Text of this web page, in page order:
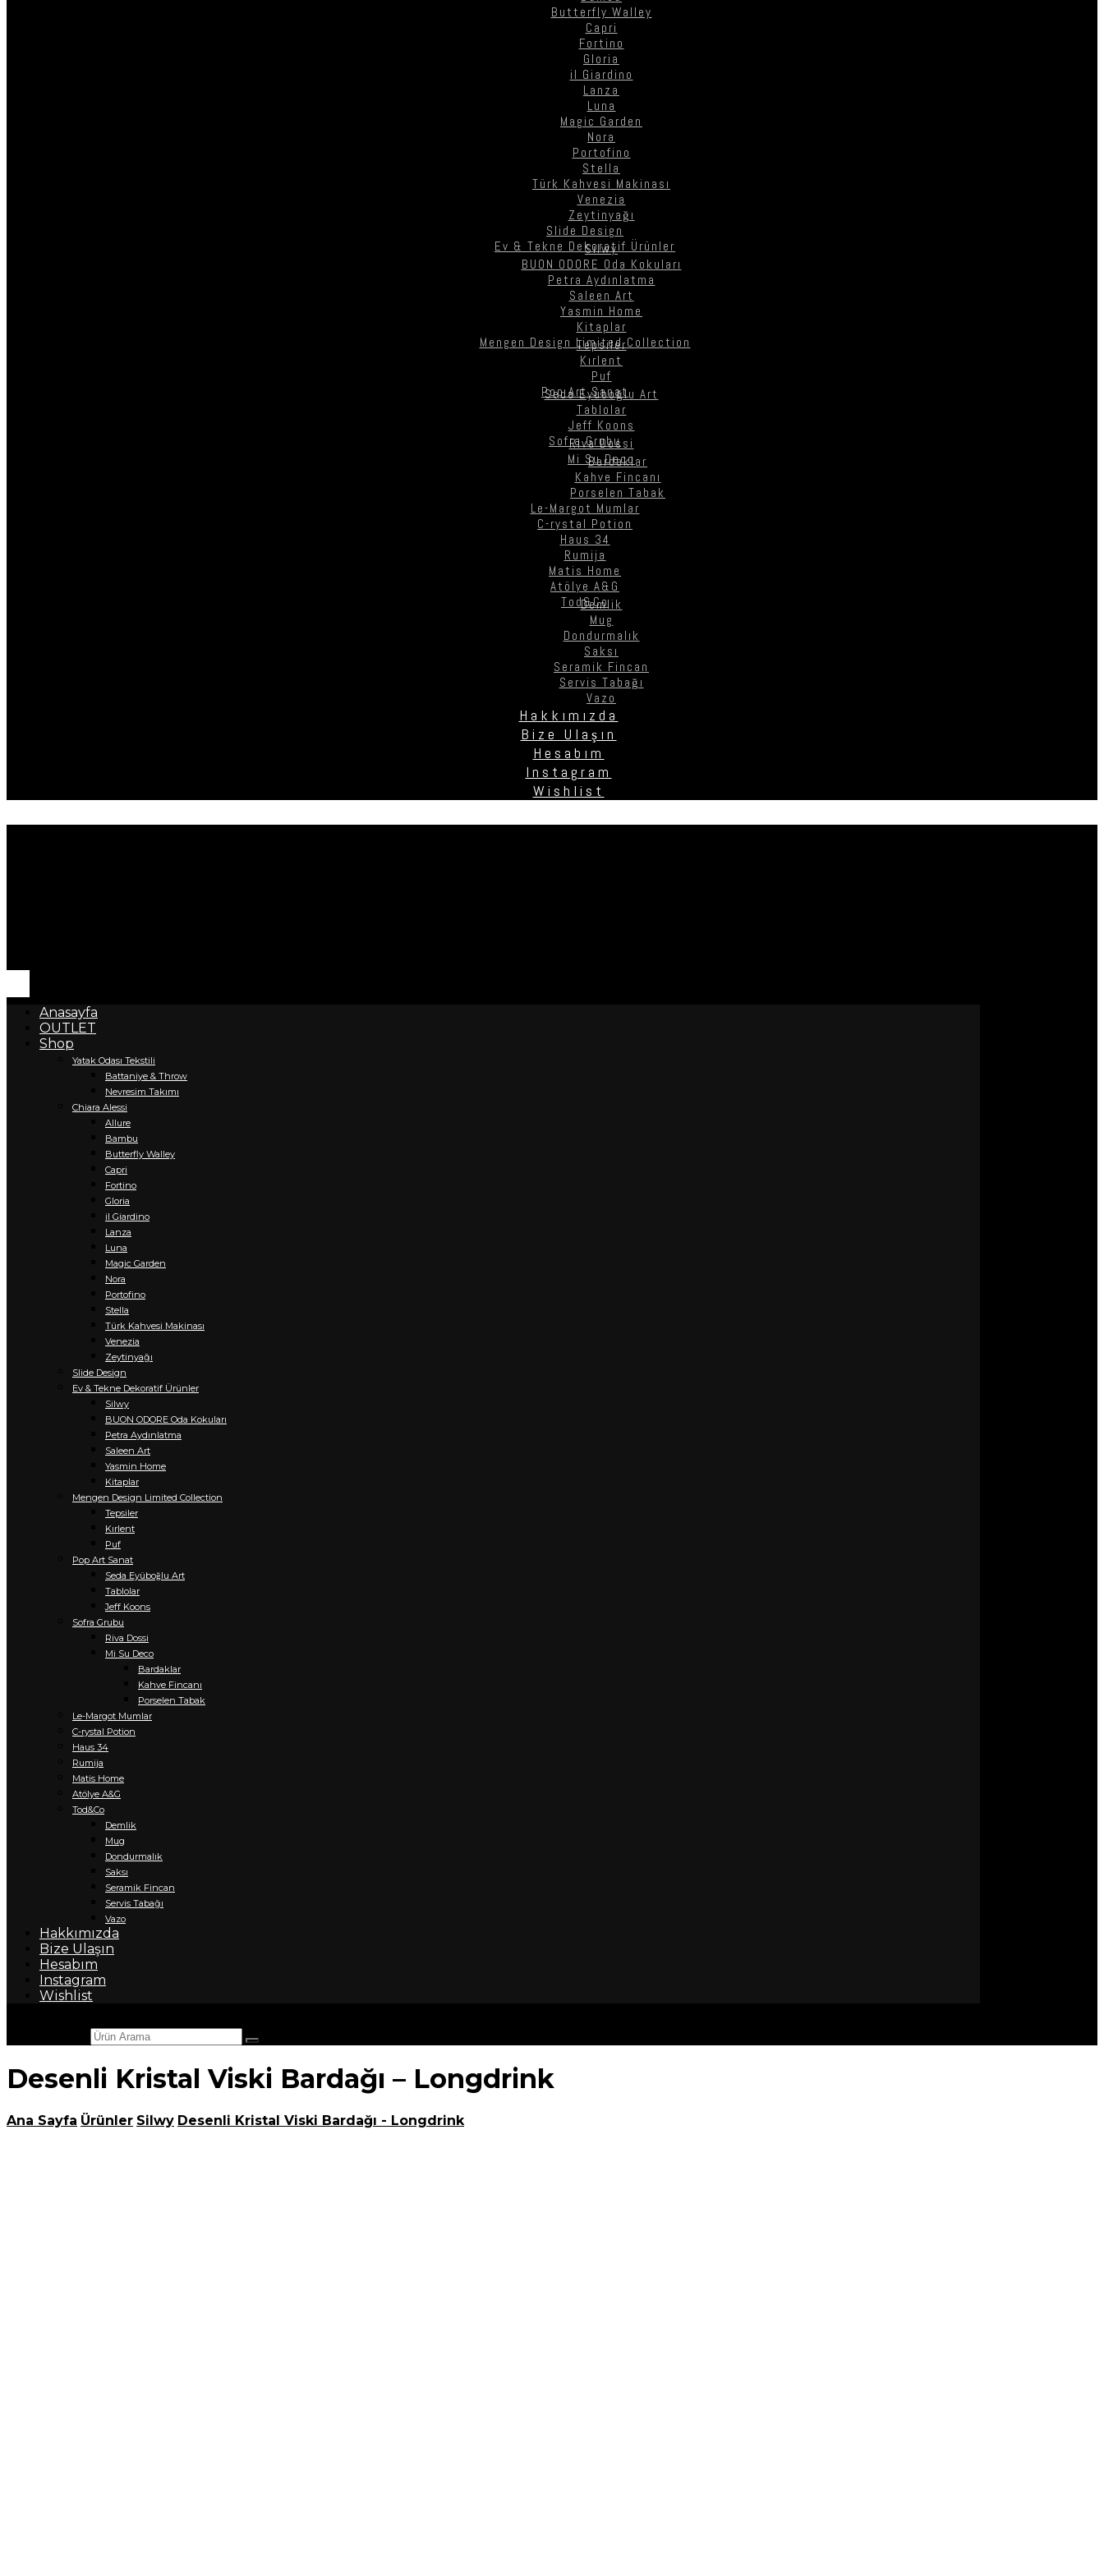
Butterfly Walley
Capri
Fortino
Gloria
il Giardino
Lanza
Luna
Magic Garden
Nora
Portofino
Stella
Türk Kahvesi Makinası
Venezia
Zeytinyağı
Slide Design
Ev & Tekne Dekoratif Ürünler
Silwy
BUON ODORE Oda Kokuları
Petra Aydınlatma
Saleen Art
Yasmin Home
Kitaplar
Mengen Design Limited Collection
Tepsiler
Kırlent
Puf
Pop Art Sanat
Seda Eyüboğlu Art
Tablolar
Jeff Koons
Sofra Grubu
Riva Dossi
Mi Su Deco
Bardaklar
Kahve Fincanı
Porselen Tabak
Le-Margot Mumlar
C-rystal Potion
Haus 34
Rumija
Matis Home
Atölye A&G
Tod&Co
Demlik
Mug
Dondurmalık
Saksı
Seramik Fincan
Servis Tabağı
Vazo
Hakkımızda
Bize Ulaşın
Hesabım
Instagram
Wishlist
Anasayfa
OUTLET
Shop
Yatak Odası Tekstili
Battaniye & Throw
Nevresim Takımı
Chiara Alessi
Allure
Bambu
Butterfly Walley
Capri
Fortino
Gloria
il Giardino
Lanza
Luna
Magic Garden
Nora
Portofino
Stella
Türk Kahvesi Makinası
Venezia
Zeytinyağı
Slide Design
Ev & Tekne Dekoratif Ürünler
Silwy
BUON ODORE Oda Kokuları
Petra Aydınlatma
Saleen Art
Yasmin Home
Kitaplar
Mengen Design Limited Collection
Tepsiler
Kırlent
Puf
Pop Art Sanat
Seda Eyüboğlu Art
Tablolar
Jeff Koons
Sofra Grubu
Riva Dossi
Mi Su Deco
Bardaklar
Kahve Fincanı
Porselen Tabak
Le-Margot Mumlar
C-rystal Potion
Haus 34
Rumija
Matis Home
Atölye A&G
Tod&Co
Demlik
Mug
Dondurmalık
Saksı
Seramik Fincan
Servis Tabağı
Vazo
Hakkımızda
Bize Ulaşın
Hesabım
Instagram
Wishlist
Desenli Kristal Viski Bardağı – Longdrink
Ana Sayfa Ürünler Silwy Desenli Kristal Viski Bardağı - Longdrink